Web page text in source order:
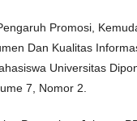
Promosi,
Dan Kualitas
Universitas
7, Nomor 2.